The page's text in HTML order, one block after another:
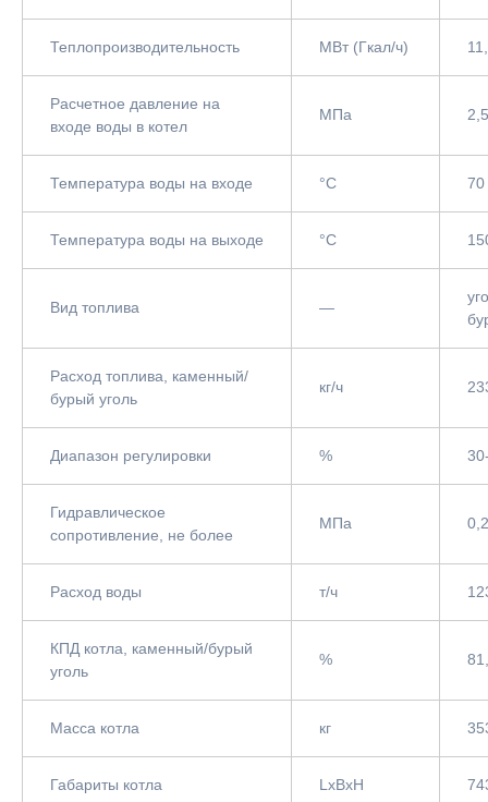
Теплопроизводительность МВт (Гкал/ч)
Расчетное давление на
входе воды в котел
МПа 2,5
Температура воды на входе °С 70
Температура воды на выходе °С
Вид топлива —
Расход топлива, каменный/
бурый уголь
кг/ч
Диапазон регулировки %
Гидравлическое
сопротивление, не более
МПа
Расход воды т/ч
КПД котла, каменный/бурый
уголь
%
Масса котла кг
Габариты котла LxBxH